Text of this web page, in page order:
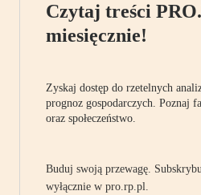
Czytaj treści
miesięcznie!
Zyskaj dostęp do rzetelnych
prognoz gospodarczych. Poznaj
oraz społeczeństwo.
Buduj swoją przewagę.
wyłącznie w pro.rp.pl.